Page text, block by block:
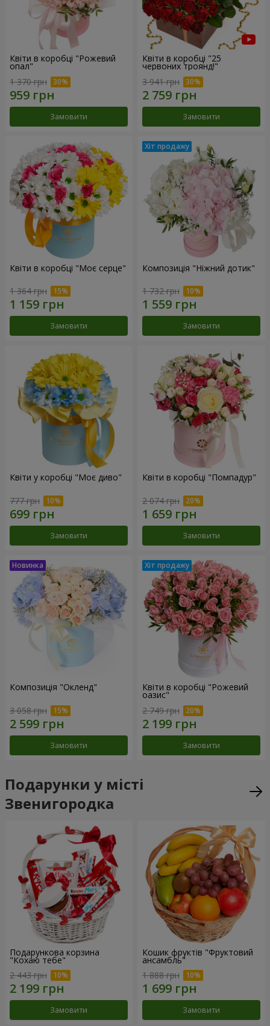
Квіти в коробці "Рожевий
опал"
1 370 грн
Замовити
Квіти в коробці "25
червоних троянд!"
3 941 грн
Замовити
Квіти в коробці "Моє серце"
1 364 грн
Замовити
Композиція "Ніжний дотик"
1 732 грн
Замовити
Квіти у коробці "Моє диво"
777 грн
Замовити
Квіти в коробці "Помпадур"
2 074 грн
Замовити
Композиція "Окленд"
3 058 грн
Замовити
Квіти в коробці "Рожевий
оазис"
2 749 грн
Замовити
Подарунки у місті
Звенигородка
Подарункова корзина
"Кохаю тебе"
2 443 грн
Замовити
Кошик фруктів "Фруктовий
ансамбль"
1 888 грн
Замовити